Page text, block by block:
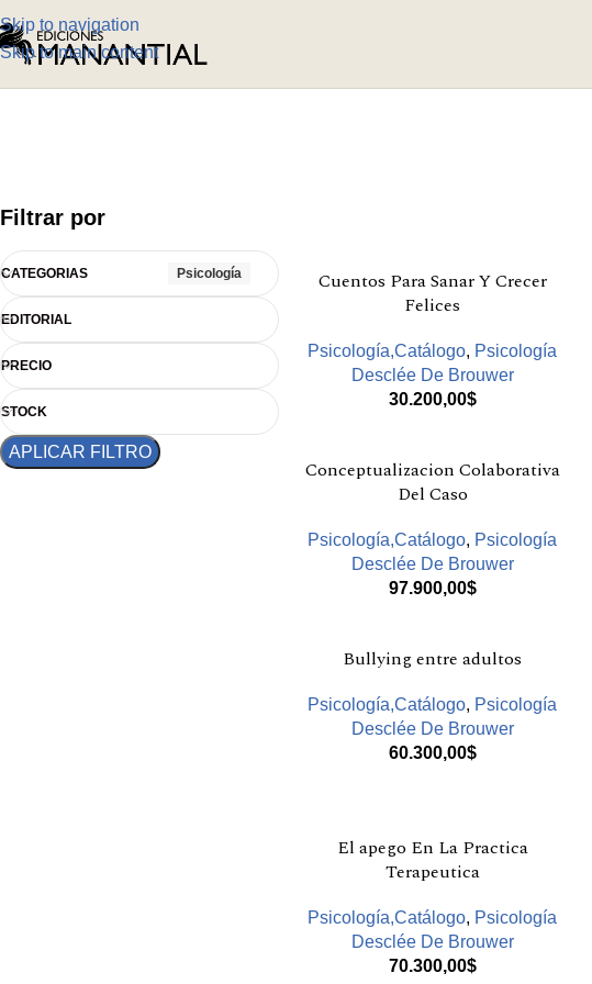
Skip to navigation
Skip to main content
Filtrar por
CATEGORIAS Psicología
EDITORIAL
PRECIO
STOCK
APLICAR FILTRO
Cuentos Para Sanar Y Crecer
Felices
Psicología,Catálogo, Psicología
Desclée De Brouwer
30.200,00$
Conceptualizacion Colaborativa
Del Caso
Psicología,Catálogo, Psicología
Desclée De Brouwer
97.900,00$
Bullying entre adultos
Psicología,Catálogo, Psicología
Desclée De Brouwer
60.300,00$
El apego En La Practica
Terapeutica
Psicología,Catálogo, Psicología
Desclée De Brouwer
70.300,00$